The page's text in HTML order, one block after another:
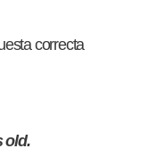
correcta
old.